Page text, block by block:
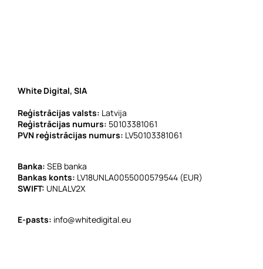
White Digital, SIA
Reģistrācijas valsts: Latvija
Reģistrācijas numurs: 50103381061
PVN reģistrācijas numurs: LV50103381061
Banka: SEB banka
Bankas konts: LV18UNLA0055000579544 (EUR)
SWIFT: UNLALV2X
E-pasts: info@whitedigital.eu